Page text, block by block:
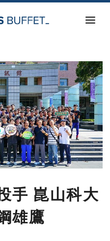
手 崑山科大
雄鷹